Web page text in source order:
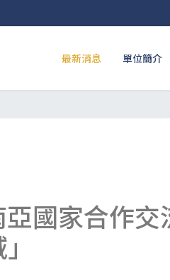
最新消息 單位簡介
國家合作